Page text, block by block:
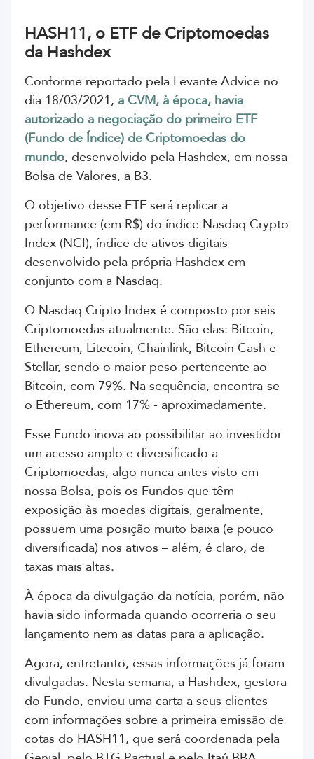
HASH11, o ETF de Criptomoedas
da Hashdex
Conforme reportado pela Levante Advice no
dia 18/03/2021, a CVM, à época, havia
autorizado a negociação do primeiro ETF
(Fundo de Índice) de Criptomoedas do
mundo, desenvolvido pela Hashdex, em nossa
Bolsa de Valores, a B3.
O objetivo desse ETF será replicar a
performance (em R$) do índice Nasdaq Crypto
Index (NCI), índice de ativos digitais
desenvolvido pela própria Hashdex em
conjunto com a Nasdaq.
O Nasdaq Cripto Index é composto por seis
Criptomoedas atualmente. São elas: Bitcoin,
Ethereum, Litecoin, Chainlink, Bitcoin Cash e
Stellar, sendo o maior peso pertencente ao
Bitcoin, com 79%. Na sequência, encontra-se
o Ethereum, com 17% - aproximadamente.
Esse Fundo inova ao possibilitar ao investidor
um acesso amplo e diversificado a
Criptomoedas, algo nunca antes visto em
nossa Bolsa, pois os Fundos que têm
exposição às moedas digitais, geralmente,
possuem uma posição muito baixa (e pouco
diversificada) nos ativos – além, é claro, de
taxas mais altas.
À época da divulgação da notícia, porém, não
havia sido informada quando ocorreria o seu
lançamento nem as datas para a aplicação.
Agora, entretanto, essas informações já foram
divulgadas. Nesta semana, a Hashdex, gestora
do Fundo, enviou uma carta a seus clientes
com informações sobre a primeira emissão de
cotas do HASH11, que será coordenada pela